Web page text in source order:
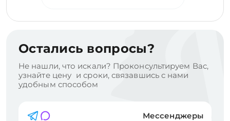
Остались вопросы?
Не нашли, что искали? Проконсультируем Вас,
узнайте цену и сроки, связавшись с нами
удобным способом
Мессенджеры